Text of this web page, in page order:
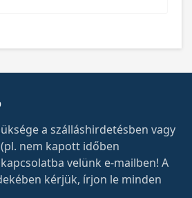
a szálláshirdetésben vagy
nem kapott időben
velünk e-mailben! A
kérjük, írjon le minden